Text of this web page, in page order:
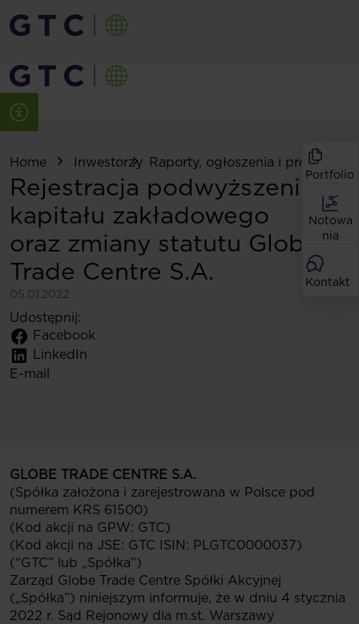
Portfolio
Notowa
nia
Kontakt
Home Inwestorzy Raporty, ogłoszenia i prezentacje
Rejestracja podwyższenia
kapitału zakładowego
oraz zmiany statutu Globe
Trade Centre S.A.
05.01.2022
Udostępnij:
Facebook
LinkedIn
E-mail
GLOBE TRADE CENTRE S.A.
(Spółka założona i zarejestrowana w Polsce pod
numerem KRS 61500)
(Kod akcji na GPW: GTC)
(Kod akcji na JSE: GTC ISIN: PLGTC0000037)
(“GTC” lub „Spółka”)
Zarząd Globe Trade Centre Spółki Akcyjnej
(„Spółka”) niniejszym informuje, że w dniu 4 stycznia
2022 r. Sąd Rejonowy dla m.st. Warszawy